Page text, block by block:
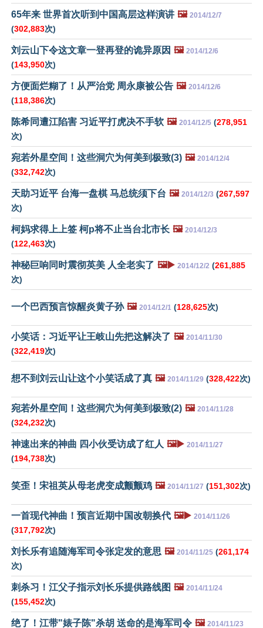
65年来 世界首次听到中国高层这样演讲 🖼️ 2014/12/7
(302,883次)
刘云山下令这文章一登再登的诡异原因 🖼️ 2014/12/6
(143,950次)
方便面烂糊了！从严治党 周永康被公告 🖼️ 2014/12/6
(118,386次)
陈希同遭江陷害 习近平打虎决不手软 🖼️ 2014/12/5 (278,951
次)
宛若外星空间！这些洞穴为何美到极致(3) 🖼️ 2014/12/4
(332,742次)
天助习近平 台海一盘棋 马总统须下台 🖼️ 2014/12/3 (267,597
次)
柯妈求得上上签 柯p将不止当台北市长 🖼️ 2014/12/3
(122,463次)
神秘巨响同时震彻英美 人全老实了 🖼️▶️ 2014/12/2 (261,885
次)
一个巴西预言惊醒炎黄子孙 🖼️ 2014/12/1 (128,625次)
小笑话：习近平让王岐山先把这解决了 🖼️ 2014/11/30
(322,419次)
想不到刘云山让这个小笑话成了真 🖼️ 2014/11/29 (328,422次)
宛若外星空间！这些洞穴为何美到极致(2) 🖼️ 2014/11/28
(324,232次)
神速出来的神曲 四小伙受访成了红人 🖼️▶️ 2014/11/27
(194,738次)
笑歪！宋祖英从母老虎变成颤颤鸡 🖼️ 2014/11/27 (151,302次)
一首现代神曲！预言近期中国改朝换代 🖼️▶️ 2014/11/26
(317,792次)
刘长乐有追随海军司令张定发的意思 🖼️ 2014/11/25 (261,174
次)
刺杀习！江父子指示刘长乐提供路线图 🖼️ 2014/11/24
(155,452次)
绝了！江带"婊子陈"杀胡 送命的是海军司令 🖼️ 2014/11/23